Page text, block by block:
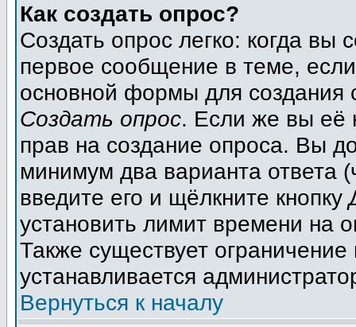
Как создать опрос?
Создать опрос легко: когда вы
первое сообщение в теме,
основной формы для
Создать опрос. Если же вы её
прав на создание опроса. Вы
минимум два варианта ответа
введите его и щёлкните кнопку
установить лимит времени на
Также существует
устанавливается
Вернуться к началу